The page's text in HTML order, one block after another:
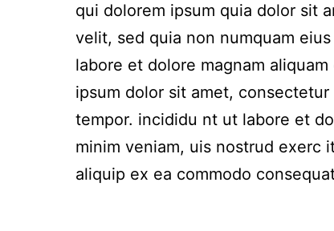
qui dolorem ipsum quia dolor sit
velit, sed quia non numquam
labore et dolore magnam
ipsum dolor sit amet,
tempor. incididu nt ut labore et
minim veniam, uis nostrud exerc
aliquip ex ea commodo